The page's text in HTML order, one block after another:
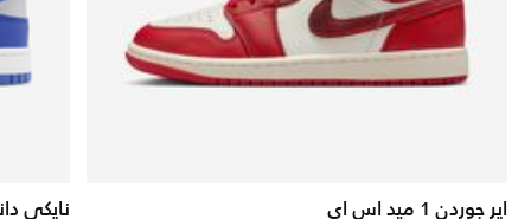
اير جوردن 1 ميد اس اي
نايكي